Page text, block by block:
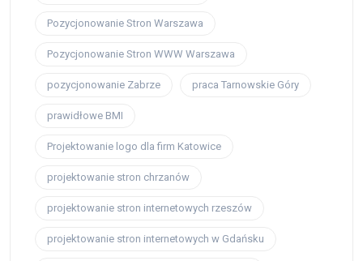
Pozycjonowanie Stron Warszawa
Pozycjonowanie Stron WWW Warszawa
pozycjonowanie Zabrze praca Tarnowskie Góry
prawidłowe BMI
Projektowanie logo dla firm Katowice
projektowanie stron chrzanów
projektowanie stron internetowych rzeszów
projektowanie stron internetowych w Gdańsku